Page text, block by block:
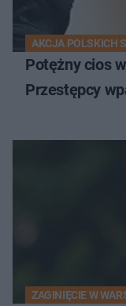
AKCJA POLSKICH
Potężny cios
Przestępcy
ZAGINIĘCIE W